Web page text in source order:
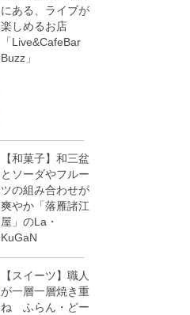
にある、ライブが
楽しめるお店
「Live&CafeBar
Buzz」
【和菓子】和三盆
とソーダやフルー
ツの組み合わせが
爽やか「落雁諸江
屋」のLa・
KuGaN
【スイーツ】職人
が一層一層焼き重
ね ふらん・どー